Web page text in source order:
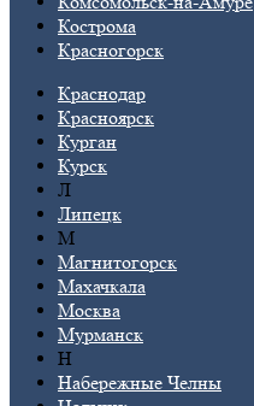
Кострома
Красногорск
Краснодар
Красноярск
Курган
Курск
Л
Липецк
М
Магнитогорск
Махачкала
Москва
Мурманск
Н
Набережные Челны